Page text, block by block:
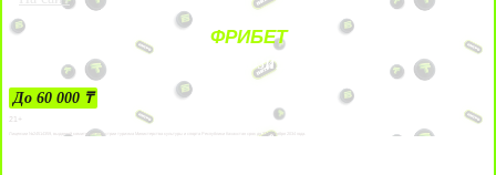
ФРИБЕТ
ЗА ДЕПОЗИТЫ
До 60 000 ₸
21+
Лицензии №24514359, выданной комитетом индустрии туризма Министерства культуры и спорта Республики Казахстан срок до 27 сентября 2034 года.